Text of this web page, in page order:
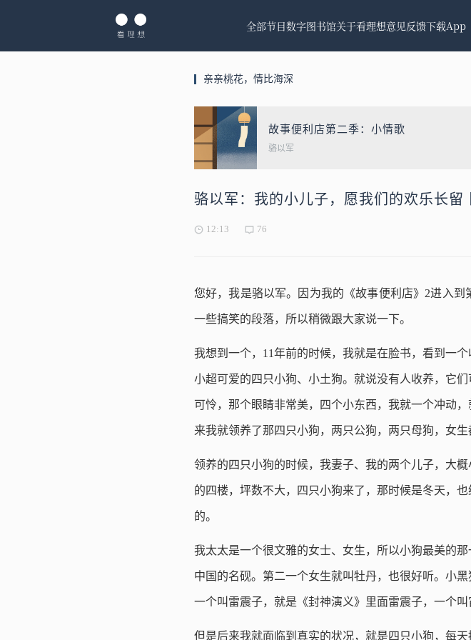
全部节目数字图书馆关于看理想意见反馈下载App
亲亲桃花，情比海深
故事便利店第二季：小情歌
骆以军
骆以军：我的小儿子，愿我们的欢乐长留
12:13 76
您好，我是骆以军。因为我的《故事便利店》2进入
一些搞笑的段落，所以稍微跟大家说一下。
我想到一个，11年前的时候，我就是在脸书，看到一
小超可爱的四只小狗、小土狗。就说没有人收养，它
可怜，那个眼睛非常美，四个小东西，我就一个冲动
来我就领养了那四只小狗，两只公狗，两只母狗，女生
领养的四只小狗的时候，我妻子、我的两个儿子，大
的四楼，坪数不大，四只小狗来了，那时候是冬天，
的。
我太太是一个很文雅的女士、女生，所以小狗最美的
中国的名砚。第二一个女生就叫牡丹，也很好听。小
一个叫雷震子，就是《封神演义》里面雷震子，一个
但是后来我就面临到真实的状况，就是四只小狗，每